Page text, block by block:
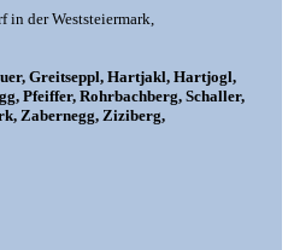
in der Weststeiermark,
Greitseppl, Hartjakl, Hartjogl,
Pfeiffer, Rohrbachberg, Schaller,
Zabernegg, Ziziberg,